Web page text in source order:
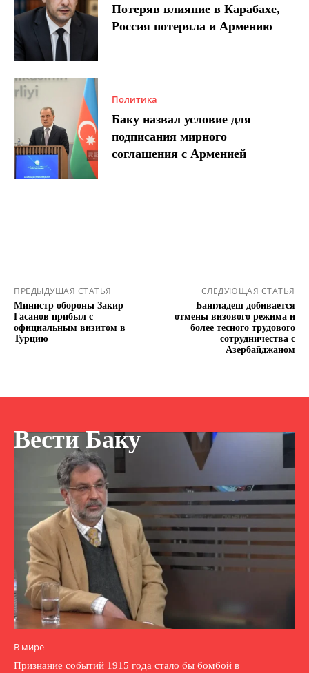
Потеряв влияние в Карабахе,
Россия потеряла и Армению
Политика
Баку назвал условие для
подписания мирного
соглашения с Арменией
ПРЕДЫДУЩАЯ СТАТЬЯ
Министр обороны Закир
Гасанов прибыл с
официальным визитом в
Турцию
СЛЕДУЮЩАЯ СТАТЬЯ
Бангладеш добивается
отмены визового режима и
более тесного трудового
сотрудничества с
Азербайджаном
Вести Баку
В мире
Признание событий 1915 года стало бы бомбой в